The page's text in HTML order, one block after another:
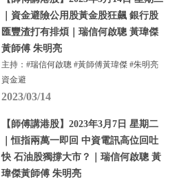
｜資金避險公用股黃金股狂飆 銀行股
匯豐渣打有排煩｜瑞信何啟聰 黃瑋傑
黃師傅 朱明亮
主持：#瑞信何啟聰 #黃師傅黃瑋傑 #朱明亮
資金避
2023/03/14
【師傅講港股】2023年3月7日 星期二
｜恒指兩萬一即回 中資電訊高位回吐
快 石油股獨撐大市？｜瑞信何啟聰 黃
瑋傑黃師傅 朱明亮